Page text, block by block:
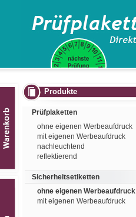
Produkte
Prüfplaketten
ohne eigenen Werbeaufdruck
mit eigenen Werbeaufdruck
nachleuchtend
reflektierend
Sicherheitsetiketten
ohne eigenen Werbeaufdruck
mit eigenen Werbeaufdruck